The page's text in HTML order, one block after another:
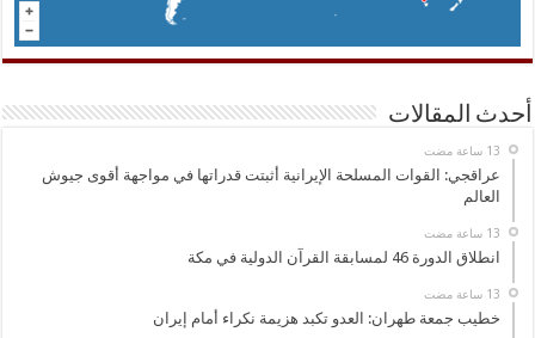
أحدث المقالات
عراقجي: القوات المسلحة الإيرانية أثبتت قدراتها في مواجهة أقوى جيوش
العالم
انطلاق الدورة 46 لمسابقة القرآن الدولية في مكة
خطيب جمعة طهران: العدو تكبد هزيمة نكراء أمام إيران